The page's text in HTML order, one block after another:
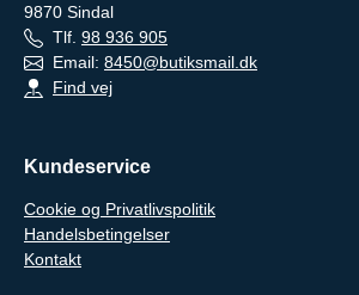
9870 Sindal
Tlf. 98 936 905
Email: 8450@butiksmail.dk
Find vej
Kundeservice
Cookie og Privatlivspolitik
Handelsbetingelser
Kontakt